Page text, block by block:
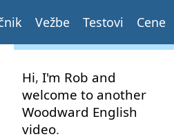
Vežbe Testovi Cene
Hi, I'm Rob and
welcome to another
Woodward English
video.